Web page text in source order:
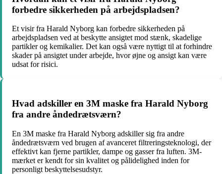
forbedre sikkerheden på arbejdspladsen?
Et visir fra Harald Nyborg kan forbedre sikkerheden på
arbejdspladsen ved at beskytte ansigtet mod stænk, skadelige
partikler og kemikalier. Det kan også være nyttigt til at forhindre
skader på ansigtet under arbejde, hvor øjne og ansigt kan være
udsat for risici.
Hvad adskiller en 3M maske fra Harald Nyborg
fra andre åndedrætsværn?
En 3M maske fra Harald Nyborg adskiller sig fra andre
åndedrætsværn ved brugen af avanceret filtreringsteknologi, der
effektivt kan fjerne partikler, dampe og gasser fra luften. 3M-
mærket er kendt for sin kvalitet og pålidelighed inden for
personligt beskyttelsesudstyr.